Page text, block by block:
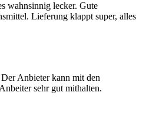
wahnsinnig lecker. Gute
Lieferung klappt super, alles
Anbieter kann mit den
sehr gut mithalten.